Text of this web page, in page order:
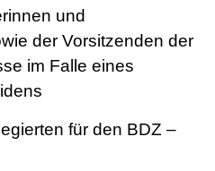
und
der Vorsitzenden der
im Falle eines
für den BDZ –